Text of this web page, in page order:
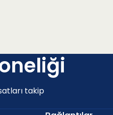
oranı < 10% ve sertlik < 45HRC)
takip